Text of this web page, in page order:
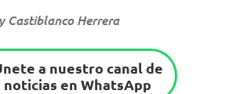
Castiblanco Herrera
a nuestro canal de
noticias en WhatsApp